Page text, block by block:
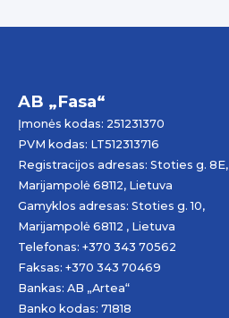
AB „Fasa“
Įmonės kodas: 251231370
PVM kodas: LT512313716
Registracijos adresas: Stoties g. 8E,
Marijampolė 68112, Lietuva
Gamyklos adresas: Stoties g. 10,
Marijampolė 68112 , Lietuva
Telefonas: +370 343 70562
Faksas: +370 343 70469
Bankas: AB „Artea“
Banko kodas: 71818